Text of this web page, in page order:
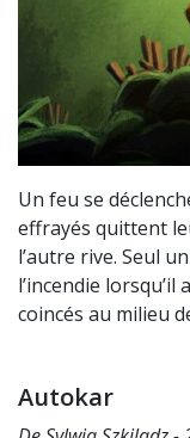
Un feu se
effrayés quittent
l’autre rive. Seul
l’incendie
coincés au milieu
Autokar